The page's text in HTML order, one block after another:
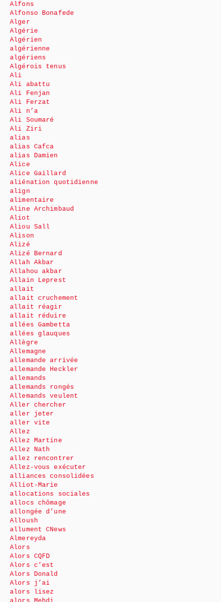
Alfons
Alfonso Bonafede
Alger
Algérie
Algérien
algérienne
algériens
Algérois tenus
Ali
Ali abattu
Ali Fenjan
Ali Ferzat
Ali n’a
Ali Soumaré
Ali Ziri
alias
alias Cafca
alias Damien
Alice
Alice Gaillard
aliénation quotidienne
align
alimentaire
Aline Archimbaud
Aliot
Aliou Sall
Alison
Alizé
Alizé Bernard
Allah Akbar
Allahou akbar
Allain Leprest
allait
allait cruchement
allait réagir
allait réduire
allées Gambetta
allées glauques
Allègre
Allemagne
allemande arrivée
allemande Heckler
allemands
allemands rongés
Allemands veulent
Aller chercher
aller jeter
aller vite
Allez
Allez Martine
Allez Nath
allez rencontrer
Allez-vous exécuter
alliances consolidées
Alliot-Marie
allocations sociales
allocs chômage
allongée d’une
Alloush
allument CNews
Almereyda
Alors
Alors CQFD
Alors c’est
Alors Donald
Alors j’ai
alors lisez